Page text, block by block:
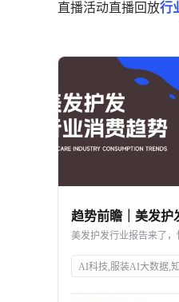
直播活动直播回放行
美发护发行业报告来了